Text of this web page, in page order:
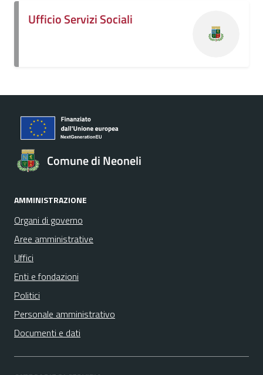
Ufficio Servizi Sociali
Comune di Neoneli
AMMINISTRAZIONE
Organi di governo
Aree amministrative
Uffici
Enti e fondazioni
Politici
Personale amministrativo
Documenti e dati